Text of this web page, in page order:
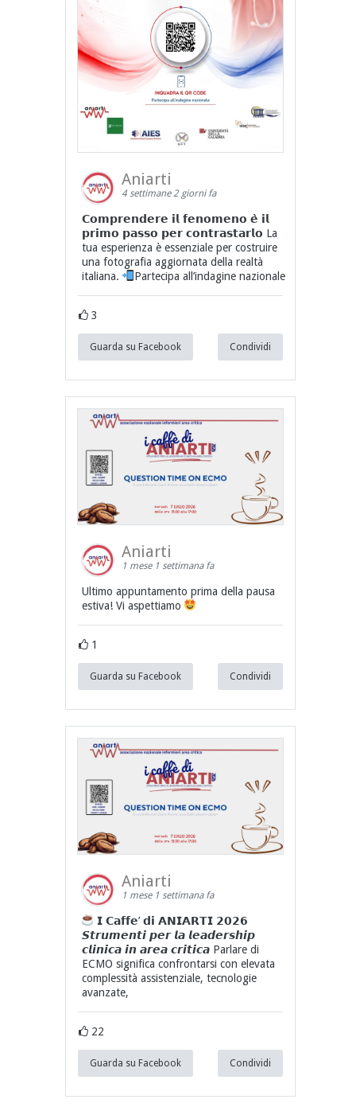
Aniarti
4 settimane 2 giorni fa
𝗖𝗼𝗺𝗽𝗿𝗲𝗻𝗱𝗲𝗿𝗲 𝗶𝗹 𝗳𝗲𝗻𝗼𝗺𝗲𝗻𝗼 𝗲̀ 𝗶𝗹
𝗽𝗿𝗶𝗺𝗼 𝗽𝗮𝘀𝘀𝗼 𝗽𝗲𝗿 𝗰𝗼𝗻𝘁𝗿𝗮𝘀𝘁𝗮𝗿𝗹𝗼 La
tua esperienza è essenziale per costruire
una fotografia aggiornata della realtà
italiana.
Partecipa all’indagine nazionale
3
Guarda su Facebook Condividi
Aniarti
1 mese 1 settimana fa
Ultimo appuntamento prima della pausa
estiva! Vi aspettiamo
1
Guarda su Facebook Condividi
Aniarti
1 mese 1 settimana fa
𝗜 𝗖𝗮𝗳𝗳𝗲’ 𝗱𝗶 𝗔𝗡𝗜𝗔𝗥𝗧𝗜 𝟮𝟬𝟮𝟲
𝙎𝙩𝙧𝙪𝙢𝙚𝙣𝙩𝙞 𝙥𝙚𝙧 𝙡𝙖 𝙡𝙚𝙖𝙙𝙚𝙧𝙨𝙝𝙞𝙥
𝙘𝙡𝙞𝙣𝙞𝙘𝙖 𝙞𝙣 𝙖𝙧𝙚𝙖 𝙘𝙧𝙞𝙩𝙞𝙘𝙖 Parlare di
ECMO significa confrontarsi con elevata
complessità assistenziale, tecnologie
avanzate,
22
Guarda su Facebook Condividi